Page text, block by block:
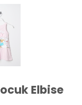
Elbise